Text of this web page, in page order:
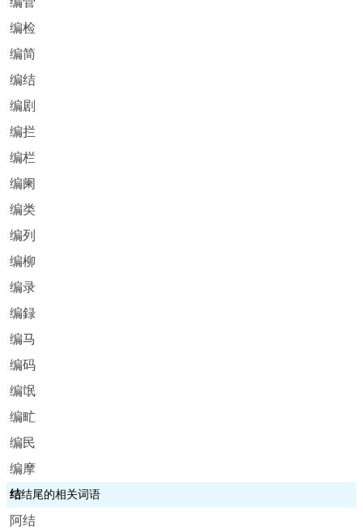
编检
编简
编结
编剧
编拦
编栏
编阑
编类
编列
编柳
编录
编録
编马
编码
编氓
编甿
编民
编摩
结结尾的相关词语
阿结